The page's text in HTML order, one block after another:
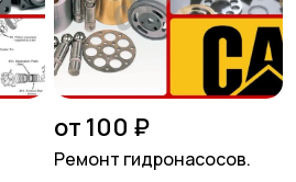
от 100 ₽
Ремонт гидронасосов.